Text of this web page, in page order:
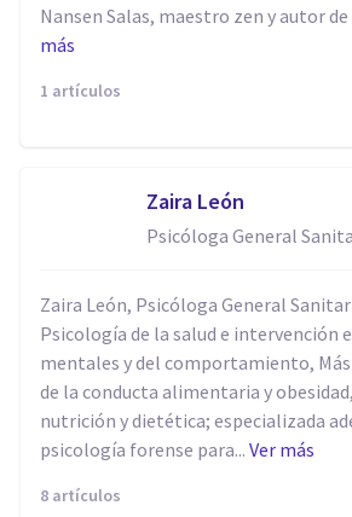
Nansen Salas, maestro zen y autor
más
1 artículos
Zaira León
Psicóloga General
Zaira León, Psicóloga General
Psicología de la salud e intervención
mentales y del comportamiento,
de la conducta alimentaria y
nutrición y dietética; especializada
psicología forense para... Ver más
8 artículos